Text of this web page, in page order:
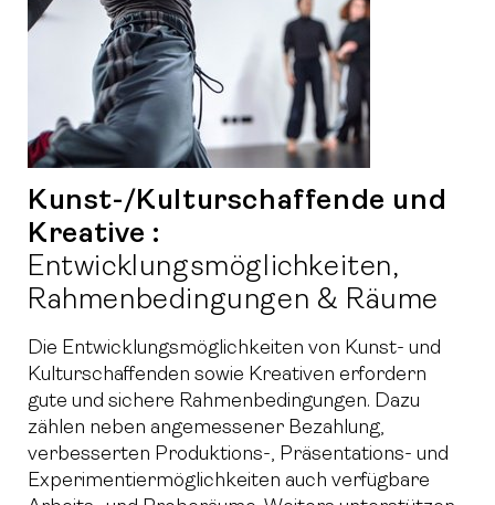
Kunst-/Kulturschaffende und
Kreative :
Entwicklungsmöglichkeiten,
Rahmenbedingungen & Räume
Die Entwicklungsmöglichkeiten von Kunst- und
Kulturschaffenden sowie Kreativen erfordern
gute und sichere Rahmenbedingungen. Dazu
zählen neben angemessener Bezahlung,
verbesserten Produktions-, Präsentations- und
Experimentiermöglichkeiten auch verfügbare